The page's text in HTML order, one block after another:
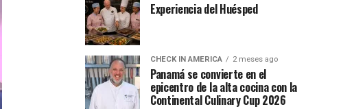
Experiencia del Huésped
CHECK IN AMERICA 2 meses ago
Panamá se convierte en el
epicentro de la alta cocina con la
Continental Culinary Cup 2026